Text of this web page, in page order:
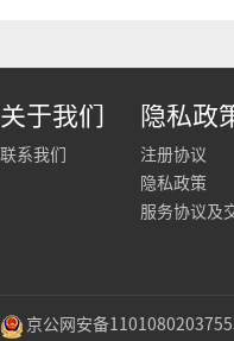
关于我们
联系我们
隐私政
注册协议
隐私政策
服务协议及
京公网安备